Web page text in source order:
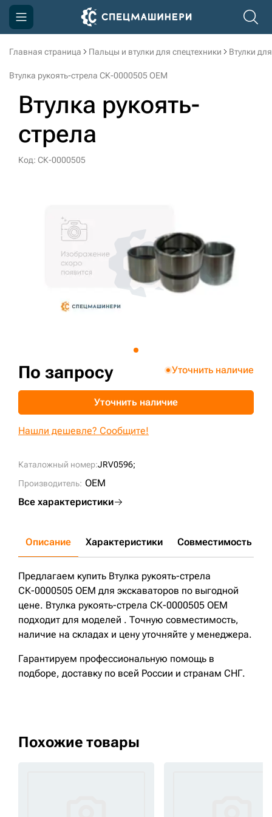
Главная страница Пальцы и втулки для спецтехники Втулки
Втулка рукоять-стрела СК-0000505 OEM
Втулка рукоять-
стрела
Код: СК-0000505
Каталожный номер:JRV0596;
Производитель: OEM
Все характеристики
По запросу Уточнить наличие
Уточнить наличие
Нашли дешевле? Сообщите!
Описание Характеристики Совместимость
Предлагаем купить Втулка рукоять-стрела
СК-0000505 OEM для экскаваторов по выгодной
цене. Втулка рукоять-стрела СК-0000505 OEM
подходит для моделей . Точную совместимость,
наличие на складах и цену уточняйте у менеджера.
Гарантируем профессиональную помощь в
подборе, доставку по всей России и странам СНГ.
Похожие товары
Компания
Доставка и оплата
Информация
Контакты
sksale@skdst.ru
+7 (499) 394-50-93